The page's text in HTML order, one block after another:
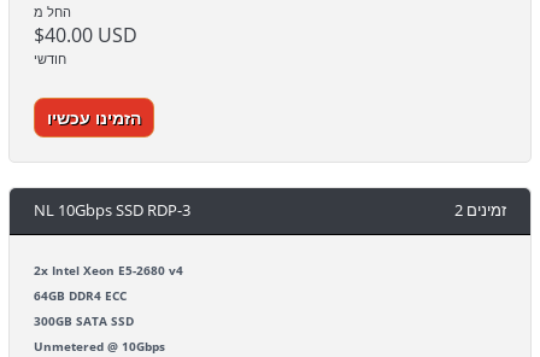
החל מ
$40.00 USD
חודשי
הזמינו עכשיו
NL 10Gbps SSD RDP-3 2 זמינים
2x Intel Xeon E5-2680 v4
64GB DDR4 ECC
300GB SATA SSD
Unmetered @ 10Gbps